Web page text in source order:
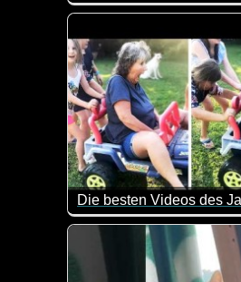
Eine etwas längere
Einige der besten